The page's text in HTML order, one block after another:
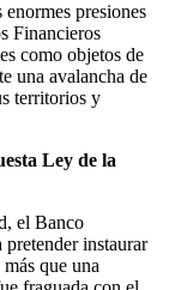
presiones
Financieros
como objetos de
una avalancha de
territorios y
Ley de la
el Banco
instaurar
que una